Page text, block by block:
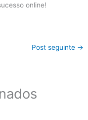
online!
Post seguinte →